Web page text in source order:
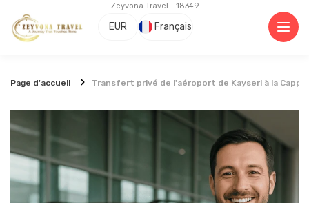
Zeyvona Travel - 18349
EUR Français
Page d'accueil Transfert privé de l'aéroport de Kayseri à la